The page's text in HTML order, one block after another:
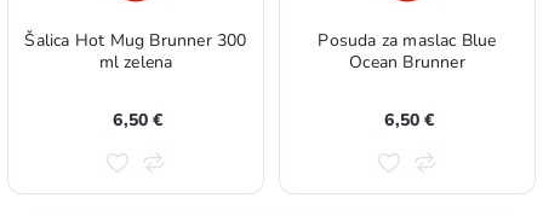
Šalica Hot Mug Brunner 300
ml zelena
6,50 €
Posuda za maslac Blue
Ocean Brunner
6,50 €